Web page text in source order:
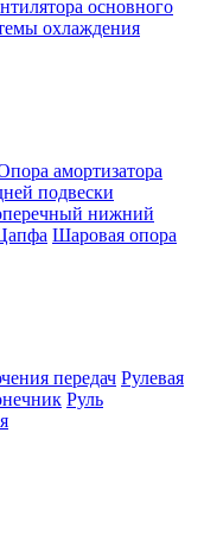
основного
охлаждения
амортизатора
подвески
нижний
Шаровая опора
передач Рулевая
Руль